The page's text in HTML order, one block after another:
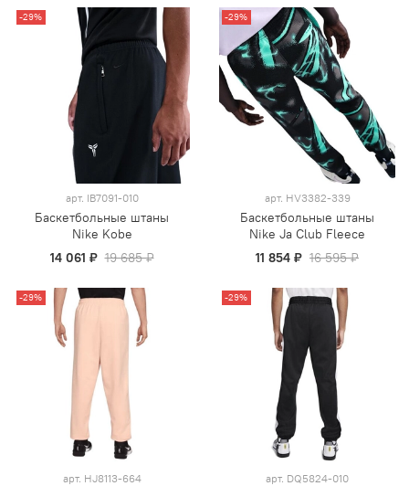
-29%
арт. IB7091-010
Баскетбольные штаны
Nike Kobe
14 061 ₽ 19 685 ₽
-29%
арт. HV3382-339
Баскетбольные штаны
Nike Ja Club Fleece
11 854 ₽ 16 595 ₽
-29%
арт. HJ8113-664
-29%
арт. DQ5824-010